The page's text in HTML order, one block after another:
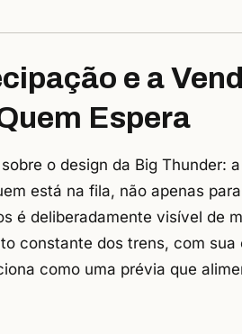
e a
Espera
o design da Big Thunder:
está na fila, não apenas
é deliberadamente visível de
constante dos trens, com
como uma prévia que